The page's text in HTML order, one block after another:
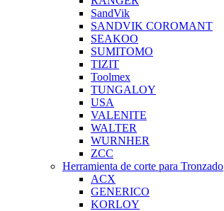
SandVik
SANDVIK COROMANT
SEAKOO
SUMITOMO
TIZIT
Toolmex
TUNGALOY
USA
VALENITE
WALTER
WURNHER
ZCC
Herramienta de corte para Tronzado
ACX
GENERICO
KORLOY